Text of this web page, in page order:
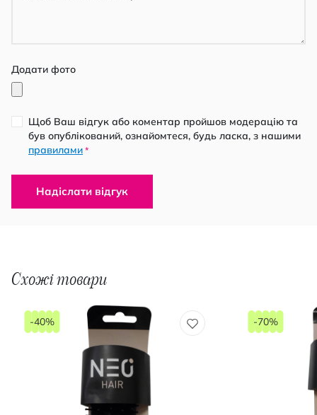
Додати фото
Щоб Ваш відгук або коментар пройшов модерацію та
був опублікований, ознайомтеся, будь ласка, з нашими
правилами *
Надіслати відгук
Схожі товари
-40% -70%